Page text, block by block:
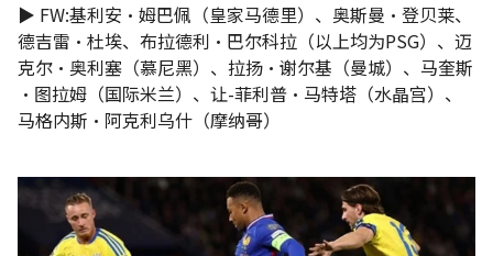
▶ FW:基利安·姆巴佩（皇家马德里）、奥斯曼·登贝莱、
德吉雷·杜埃、布拉德利·巴尔科拉（以上均为PSG）、迈
克尔·奥利塞（慕尼黑）、拉扬·谢尔基（曼城）、马奎斯
·图拉姆（国际米兰）、让-菲利普·马特塔（水晶宫）、
马格内斯·阿克利乌什（摩纳哥）